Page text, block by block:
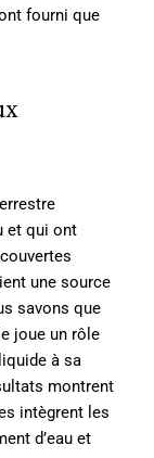
fourni que
et qui ont
une source
savons que
joue un rôle
à sa
montrent
intègrent les
d’eau et